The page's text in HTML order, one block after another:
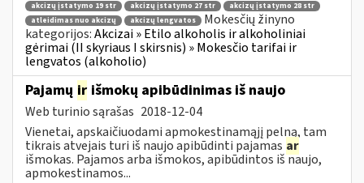
akcizų įstatymo 19 str
akcizų įstatymo 27 str
akcizų įstatymo 28 str
atleidimas nuo akcizų
akcizų lengvatos
Mokesčių žinyno
kategorijos:Akcizai » Etilo alkoholis ir alkoholiniai
gėrimai (II skyriaus I skirsnis) » Mokesčio tarifai ir
lengvatos (alkoholio)
Pajamų ir išmokų apibūdinimas iš naujo
Web turinio sąrašas 2018-12-04
Vienetai, apskaičiuodami apmokestinamąjį pelną, tam
tikrais atvejais turi iš naujo apibūdinti pajamas ar
išmokas. Pajamos arba išmokos, apibūdintos iš naujo,
apmokestinamos...